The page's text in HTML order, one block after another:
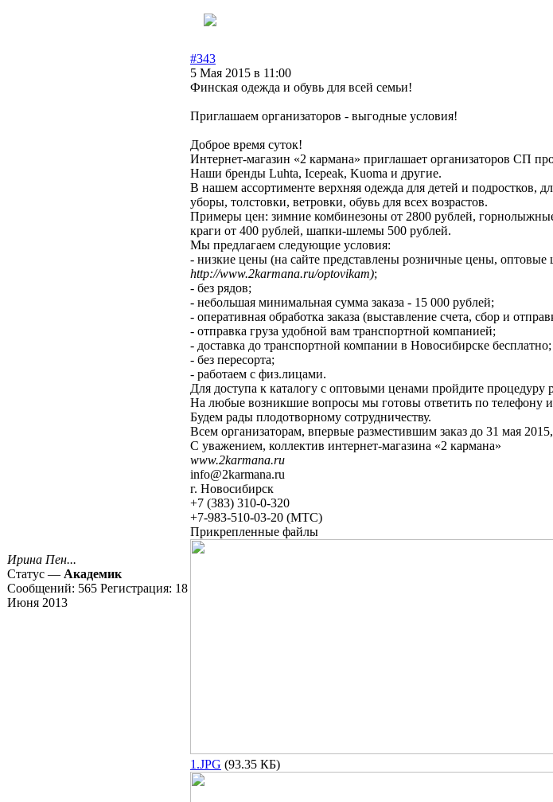
Ирина Пен...
Статус — Академик
Сообщений: 565 Регистрация: 18
Июня 2013
#343
5 Мая 2015 в 11:00
Финская одежда и обувь для всей семьи!
Приглашаем организаторов - выгодные условия!
Доброе время суток!
Интернет-магазин «2 кармана» приглашает организаторов СП
Наши бренды Luhta, Icepeak, Kuoma и другие.
В нашем ассортименте верхняя одежда для детей и
уборы, толстовки, ветровки, обувь для всех возрастов.
Примеры цен: зимние комбинезоны от 2800 рублей,
краги от 400 рублей, шапки-шлемы 500 рублей.
Мы предлагаем следующие условия:
- низкие цены (на сайте представлены розничные цены,
http://www.2karmana.ru/optovikam);
- без рядов;
- небольшая минимальная сумма заказа - 15 000 рублей;
- оперативная обработка заказа (выставление счета, сбор и
- отправка груза удобной вам транспортной компанией;
- доставка до транспортной компании в Новосибирске бесплатно;
- без пересорта;
- работаем с физ.лицами.
Для доступа к каталогу с оптовыми ценами пройдите процедуру
На любые возникшие вопросы мы готовы ответить по телефону
Будем рады плодотворному сотрудничеству.
Всем организаторам, впервые разместившим заказ до 31 мая
С уважением, коллектив интернет-магазина «2 кармана»
www.2karmana.ru
info@2karmana.ru
г. Новосибирск
+7 (383) 310-0-320
+7-983-510-03-20 (МТС)
Прикрепленные файлы
1.JPG (93.35 КБ)